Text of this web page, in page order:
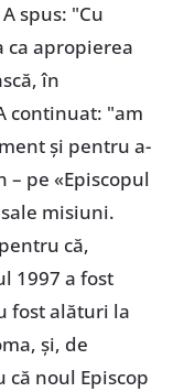
spus: "Cu
ca apropierea
în
continuat: "am
și pentru a-
– pe «Episcopul
misiuni.
că,
1997 a fost
fost alături la
și, de
noul Episcop